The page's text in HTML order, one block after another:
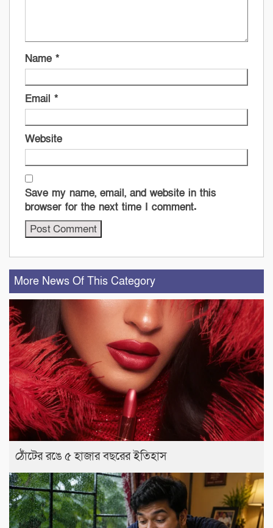
Name *
Email *
Website
Save my name, email, and website in this
browser for the next time I comment.
More News Of This Category
ঠোঁটের রঙে ৫ হাজার বছরের ইতিহাস